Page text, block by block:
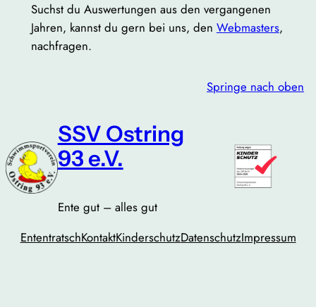
Suchst du Auswertungen aus den vergangenen
Jahren, kannst du gern bei uns, den Webmasters,
nachfragen.
Springe nach oben
SSV Ostring
93 e.V.
Ente gut – alles gut
EntentratschKontaktKinderschutzDatenschutzImpressum